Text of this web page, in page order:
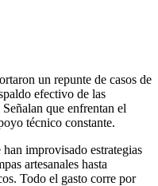
un repunte de casos de
efectivo de las
que enfrentan el
técnico constante.
improvisado estrategias
artesanales hasta
Todo el gasto corre por